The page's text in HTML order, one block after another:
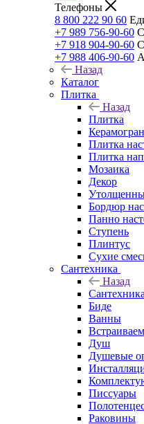
Телефоны
8 800 222 90 60
+7 989 756-90-60
+7 918 904-90-60
+7 988 406-90-60
Назад
Каталог
Плитка
Назад
Плитка
Плитка
Плитка
Мозаика
Декор
Бордюр
Панно
Ступень
Плинтус
Сухие
Сантехника
Назад
Сантехника
Биде
Ванны
Душ
Душевые
Писсуары
Раковины